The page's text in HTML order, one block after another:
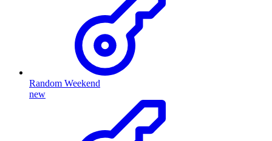
Random Weekend
new